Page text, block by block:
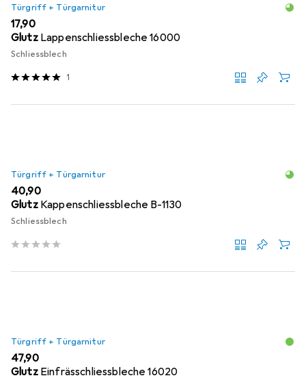
Türgriff + Türgarnitur
EUR
17,90
Glutz Lappenschliessbleche 16000
Schliessblech
1
Türgriff + Türgarnitur
EUR
40,90
Glutz Kappenschliessbleche B-1130
Schliessblech
Türgriff + Türgarnitur
EUR
47,90
Glutz Einfrässchliessbleche 16020